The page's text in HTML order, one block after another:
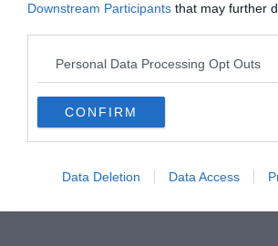
Downstream Participants that may further
Personal Data Processing Opt Outs
CONFIRM
Data Deletion Data Access